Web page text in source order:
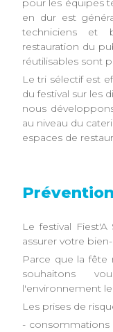
pour les équipes
en dur est
techniciens et
restauration du
réutilisables sont
Le tri sélectif est
du festival sur les
nous
au niveau du
espaces de
Le festival
assurer votre
Parce que la fête
souhaitons
l'environnement
Les prises de
- consommations